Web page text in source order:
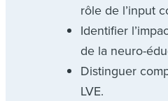
rôle de l’input
Identifier
de la neuro-
Distinguer
LVE.